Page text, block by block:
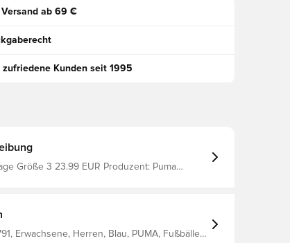
Versand ab 69 €
Kunden seit 1995
3 23.99 EUR Produzent: Puma
Erwachsene, Herren, Blau, PUMA, Fußbälle,